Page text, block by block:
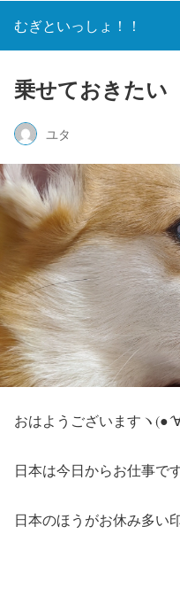
むぎといっしょ！！
乗せておきたい
ユタ
おはようございますヽ
日本は今日からお仕事で
日本のほうがお休み多い